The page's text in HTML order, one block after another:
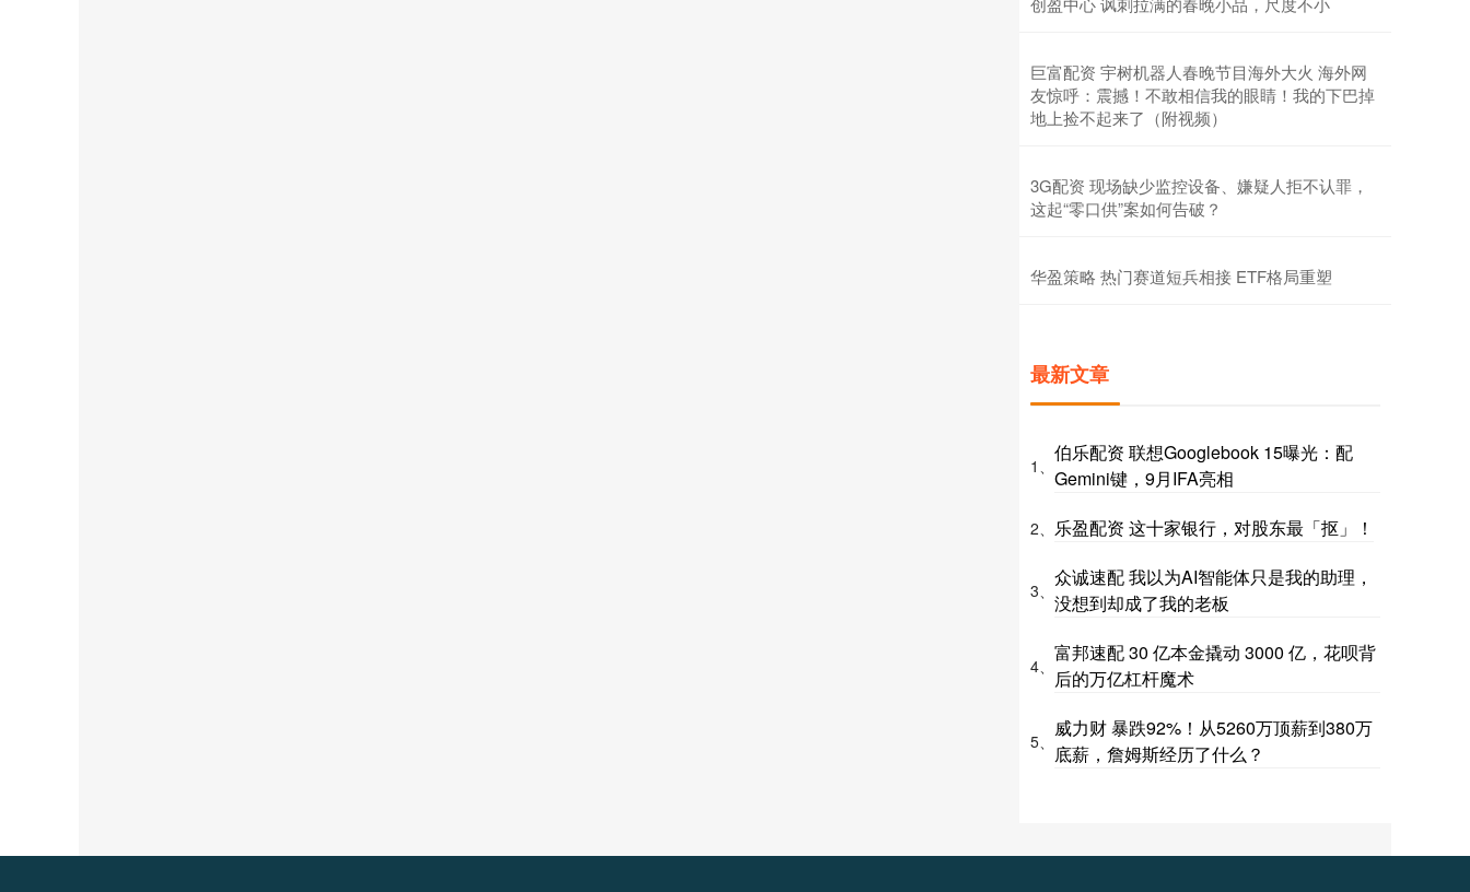
巨富配资 宇树机器人春晚节目海外大火 海外网
友惊呼：震撼！不敢相信我的眼睛！我的下巴掉
地上捡不起来了（附视频）
3G配资 现场缺少监控设备、嫌疑人拒不认罪，
这起“零口供”案如何告破？
华盈策略 热门赛道短兵相接 ETF格局重塑
最新文章
1、
伯乐配资 联想Googlebook 15曝光：配
Gemini键，9月IFA亮相
2、 乐盈配资 这十家银行，对股东最「抠」！
3、
众诚速配 我以为AI智能体只是我的助理，
没想到却成了我的老板
4、
富邦速配 30 亿本金撬动 3000 亿，花呗背
后的万亿杠杆魔术
5、
威力财 暴跌92%！从5260万顶薪到380万
底薪，詹姆斯经历了什么？